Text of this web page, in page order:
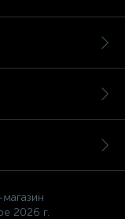
2026 г.